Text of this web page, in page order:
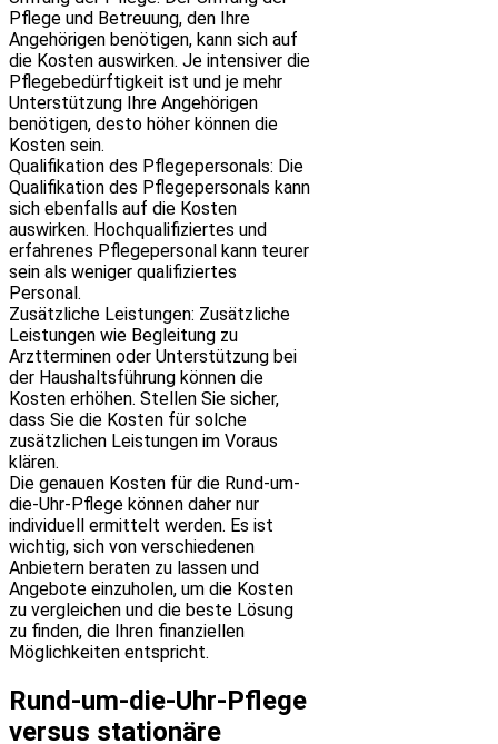
Pflege und Betreuung, den Ihre
Angehörigen benötigen, kann sich auf
die Kosten auswirken. Je intensiver die
Pflegebedürftigkeit ist und je mehr
Unterstützung Ihre Angehörigen
benötigen, desto höher können die
Kosten sein.
Qualifikation des Pflegepersonals: Die
Qualifikation des Pflegepersonals kann
sich ebenfalls auf die Kosten
auswirken. Hochqualifiziertes und
erfahrenes Pflegepersonal kann teurer
sein als weniger qualifiziertes
Personal.
Zusätzliche Leistungen: Zusätzliche
Leistungen wie Begleitung zu
Arztterminen oder Unterstützung bei
der Haushaltsführung können die
Kosten erhöhen. Stellen Sie sicher,
dass Sie die Kosten für solche
zusätzlichen Leistungen im Voraus
klären.
Die genauen Kosten für die Rund-um-
die-Uhr-Pflege können daher nur
individuell ermittelt werden. Es ist
wichtig, sich von verschiedenen
Anbietern beraten zu lassen und
Angebote einzuholen, um die Kosten
zu vergleichen und die beste Lösung
zu finden, die Ihren finanziellen
Möglichkeiten entspricht.
Rund-um-die-Uhr-Pflege
versus stationäre